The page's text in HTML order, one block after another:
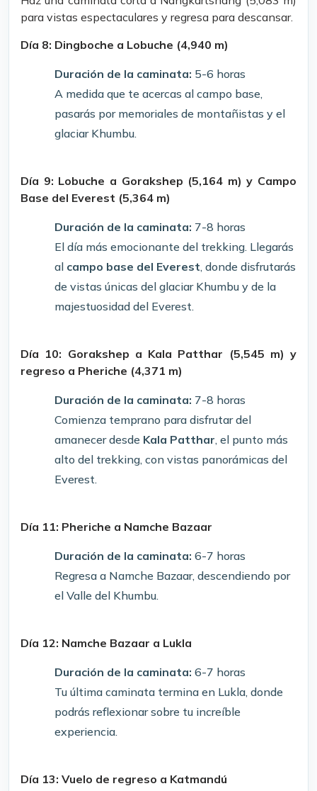
para vistas espectaculares y regresa para descansar.
Día 8: Dingboche a Lobuche (4,940 m)
Duración de la caminata: 5-6 horas
A medida que te acercas al campo base,
pasarás por memoriales de montañistas y el
glaciar Khumbu.
Día 9: Lobuche a Gorakshep (5,164 m) y Campo
Base del Everest (5,364 m)
Duración de la caminata: 7-8 horas
El día más emocionante del trekking. Llegarás
al campo base del Everest, donde disfrutarás
de vistas únicas del glaciar Khumbu y de la
majestuosidad del Everest.
Día 10: Gorakshep a Kala Patthar (5,545 m) y
regreso a Pheriche (4,371 m)
Duración de la caminata: 7-8 horas
Comienza temprano para disfrutar del
amanecer desde Kala Patthar, el punto más
alto del trekking, con vistas panorámicas del
Everest.
Día 11: Pheriche a Namche Bazaar
Duración de la caminata: 6-7 horas
Regresa a Namche Bazaar, descendiendo por
el Valle del Khumbu.
Día 12: Namche Bazaar a Lukla
Duración de la caminata: 6-7 horas
Tu última caminata termina en Lukla, donde
podrás reflexionar sobre tu increíble
experiencia.
Día 13: Vuelo de regreso a Katmandú